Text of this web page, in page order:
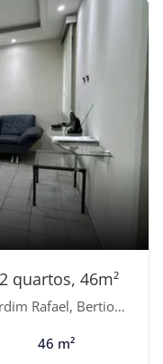
quartos, 46m²
Rafael, Bertioga-SP
46 m²